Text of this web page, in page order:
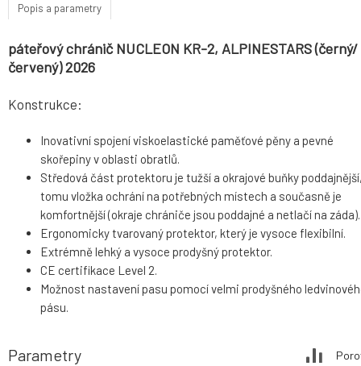
Popis a parametry
páteřový chránič NUCLEON KR-2, ALPINESTARS (černý/
červený) 2026
Konstrukce:
Inovativní spojení viskoelastické paměťové pěny a pevné
skořepiny v oblasti obratlů.
Středová část protektoru je tužší a okrajové buňky
tomu vložka ochrání na potřebných místech a současně je
komfortnější (okraje chrániče jsou poddajné a netlačí na záda).
Ergonomicky tvarovaný protektor, který je vysoce flexibilní.
Extrémně lehký a vysoce prodyšný protektor.
CE certifikace Level 2.
Možnost nastavení pasu pomocí velmi prodyšného
pásu.
Parametry